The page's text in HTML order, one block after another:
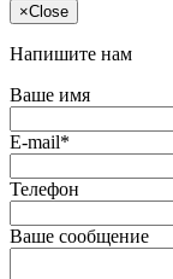
×Close
Напишите нам
Ваше имя
E-mail*
Телефон
Ваше сообщение